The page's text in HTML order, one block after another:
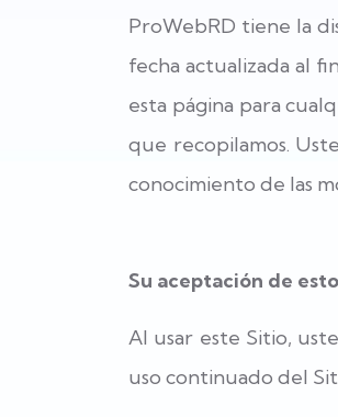
ProWebRD tiene la
fecha actualizada al
esta página para
que recopilamos.
conocimiento de las
Su aceptación de
Al usar este Sitio,
uso continuado del